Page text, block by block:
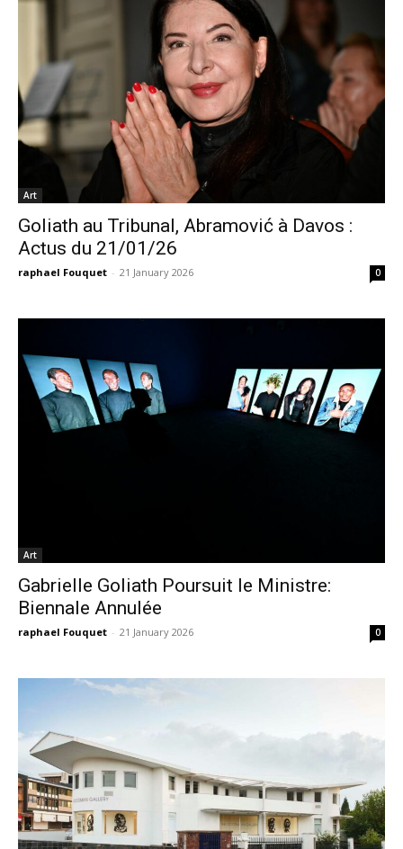
Art
Goliath au Tribunal, Abramović à Davos :
Actus du 21/01/26
raphael Fouquet - 21 January 2026 0
Art
Gabrielle Goliath Poursuit le Ministre:
Biennale Annulée
raphael Fouquet - 21 January 2026 0